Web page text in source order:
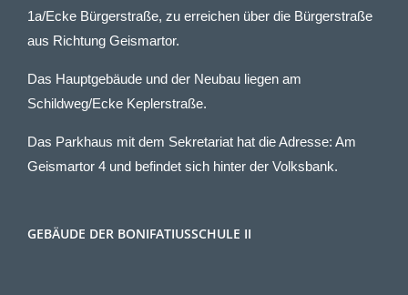
1a/Ecke Bürgerstraße, zu erreichen über die Bürgerstraße
aus Richtung Geismartor.
Das Hauptgebäude und der Neubau liegen am
Schildweg/Ecke Keplerstraße.
Das Parkhaus mit dem Sekretariat hat die Adresse: Am
Geismartor 4 und befindet sich hinter der Volksbank.
GEBÄUDE DER BONIFATIUSSCHULE II